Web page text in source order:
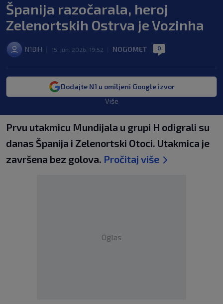
Španija razočarala, heroj
Zelenortskih Ostrva je Vozinha
N1BIH 15. jun. 2026. 19:52 NOGOMET 0
Dodajte N1 u omiljeni Google izvor
Više
Prvu utakmicu Mundijala u grupi H odigrali su
danas Španija i Zelenortski Otoci. Utakmica je
završena bez golova. Pročitaj više
Oglas